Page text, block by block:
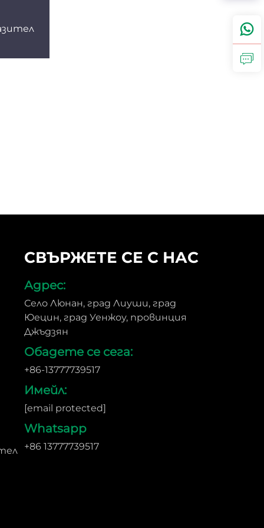
СВЪРЖЕТЕ СЕ С НАС
Адрес:
Село Люнан, град Лиуши, град
Юецин, град Уенжоу, провинция
Джъдзян
Обадете се сега:
+86-13777739517
Имейл:
[email protected]
Whatsapp
+86 13777739517